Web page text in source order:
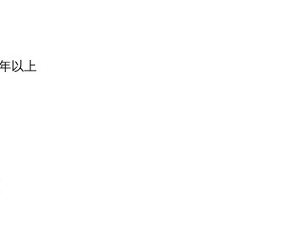
以上